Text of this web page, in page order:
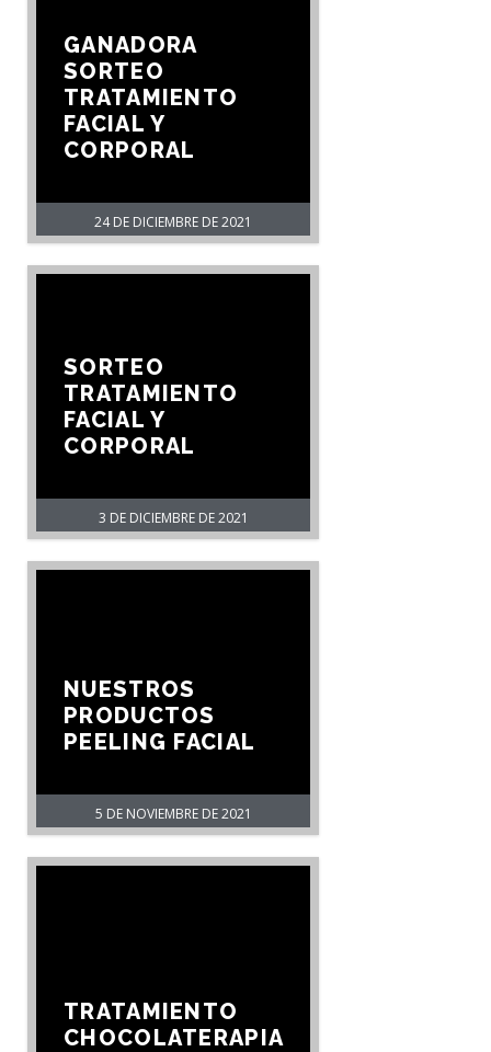
24 DE DICIEMBRE DE 2021
GANADORA
SORTEO
TRATAMIENTO
FACIAL Y
CORPORAL
3 DE DICIEMBRE DE 2021
SORTEO
TRATAMIENTO
FACIAL Y
CORPORAL
5 DE NOVIEMBRE DE 2021
NUESTROS
PRODUCTOS
PEELING FACIAL
TRATAMIENTO
CHOCOLATERAPIA